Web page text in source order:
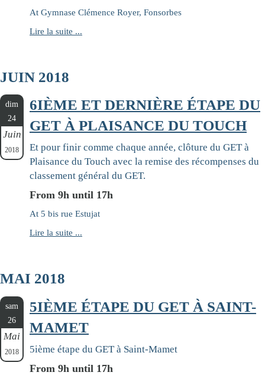
At Gymnase Clémence Royer, Fonsorbes
Lire la suite ...
JUIN 2018
dim
24
Juin
2018
6IÈME ET DERNIÈRE ÉTAPE DU
GET À PLAISANCE DU TOUCH
Et pour finir comme chaque année, clôture du GET à
Plaisance du Touch avec la remise des récompenses du
classement général du GET.
From 9h until 17h
At 5 bis rue Estujat
Lire la suite ...
MAI 2018
sam
26
Mai
2018
5IÈME ÉTAPE DU GET À SAINT-
MAMET
5ième étape du GET à Saint-Mamet
From 9h until 17h